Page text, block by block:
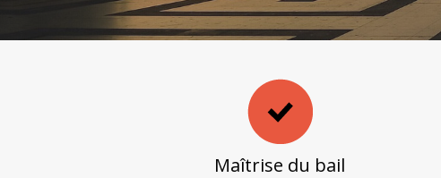
Maîtrise du bail